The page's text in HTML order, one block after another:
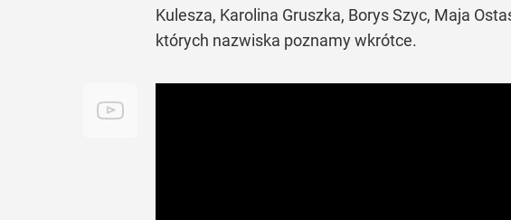
Kulesza, Karolina Gruszka, Borys Szyc, Maja
których nazwiska poznamy wkrótce.